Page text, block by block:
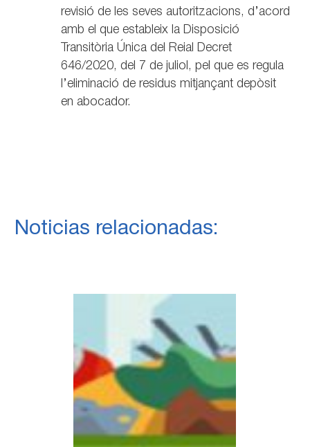
revisió de les seves autoritzacions, d’acord
amb el que estableix la Disposició
Transitòria Única del Reial Decret
646/2020, del 7 de juliol, pel que es regula
l’eliminació de residus mitjançant depòsit
en abocador.
Noticias relacionadas: